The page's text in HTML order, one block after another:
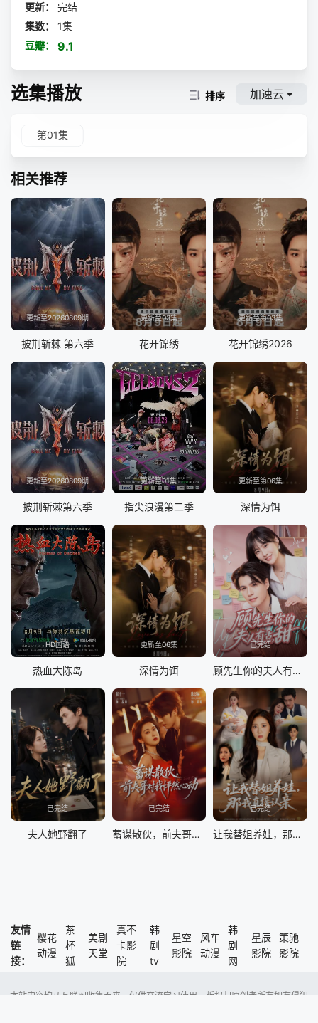
更新：
完结
集数：
1集
豆瓣：
9.1
选集播放 排序 加速云
第01集
相关推荐
更新至20260809期
披荆斩棘 第六季
更新至03集
花开锦绣
更新至第03集
花开锦绣2026
更新至20260809期
披荆斩棘第六季
更新至01集
指尖浪漫第二季
更新至第06集
深情为饵
HD国语
热血大陈岛
更新至06集
深情为饵
已完结
顾先生你的夫人有点甜
已完结
夫人她野翻了
已完结
蓄谋散伙，前夫哥对我怦然心动
已完结
让我替姐养娃，那我直接认亲
友情
链
接：
樱花
动漫
茶
杯
狐
美剧
天堂
真不
卡影
院
韩
剧
tv
星空
影院
风车
动漫
韩
剧
网
星辰
影院
策驰
影院
本站内容均从互联网收集而来，仅供交流学习使用，版权归原创者所有如有侵犯